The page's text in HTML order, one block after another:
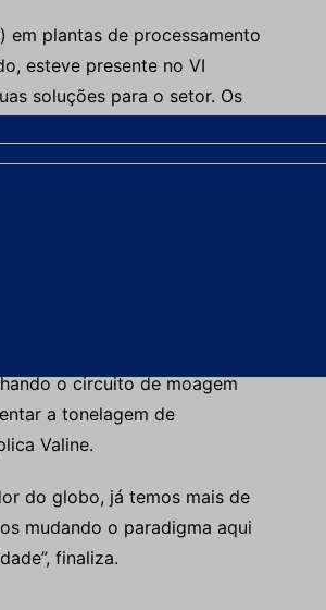
plantas de processamento
esteve presente no VI
soluções para o setor. Os
American Fosfato
em seus circuitos de
Engineer, disse que,
atualmente com
esse mercado é um foco
42 na mina Conceição.
o circuito de moagem
a tonelagem de
Valine.
do globo, já temos mais de
mudando o paradigma aqui
finaliza.